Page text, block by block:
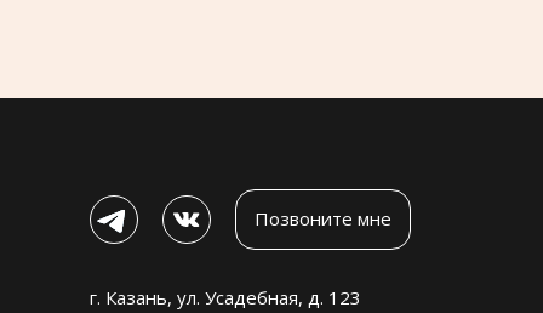
Позвоните мне
г. Казань, ул. Усадебная, д. 123